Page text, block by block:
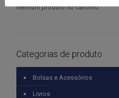
Nenhum produto no carrinho.
Categorias de produto
Bolsas e Acessórios
Livros